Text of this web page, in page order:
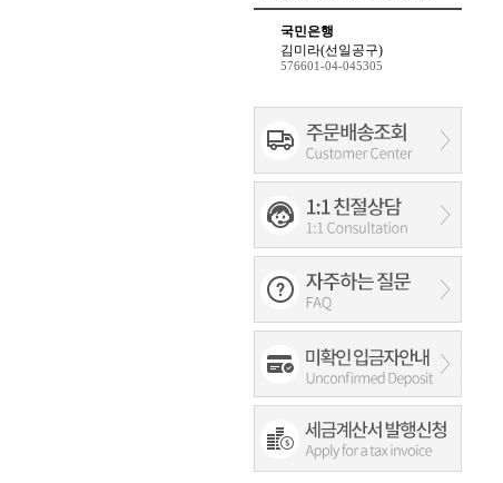
국민은행
김미라(선일공구)
576601-04-045305